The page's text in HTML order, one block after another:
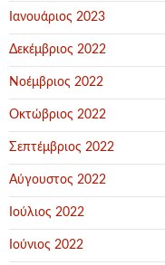
Ιανουάριος 2023
Δεκέμβριος 2022
Νοέμβριος 2022
Οκτώβριος 2022
Σεπτέμβριος 2022
Αύγουστος 2022
Ιούλιος 2022
Ιούνιος 2022